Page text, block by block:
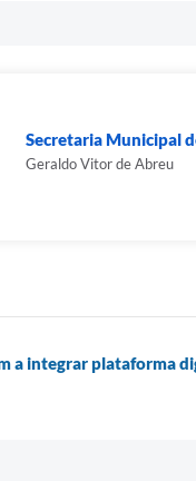
Secretaria Municipal
Geraldo Vitor de Abreu
a integrar plataforma